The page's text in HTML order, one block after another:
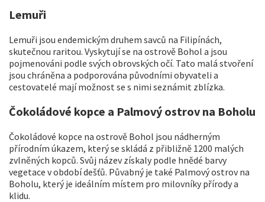
Lemuři
Lemuři jsou endemickým druhem savců na Filipínách,
skutečnou raritou. Vyskytují se na ostrově Bohol a jsou
pojmenováni podle svých obrovských očí. Tato malá stvoření
jsou chráněna a podporována původními obyvateli a
cestovatelé mají možnost se s nimi seznámit zblízka.
Čokoládové kopce a Palmový ostrov na Boholu
Čokoládové kopce na ostrově Bohol jsou nádherným
přírodním úkazem, který se skládá z přibližně 1200 malých
zvlněných kopců. Svůj název získaly podle hnědé barvy
vegetace v období dešťů. Půvabný je také Palmový ostrov na
Boholu, který je ideálním místem pro milovníky přírody a
klidu.